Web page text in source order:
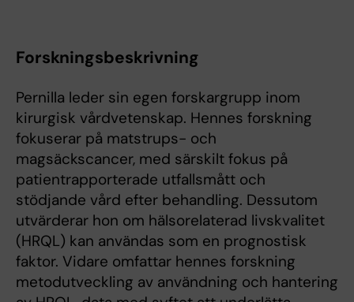
Forskningsbeskrivning
Pernilla leder sin egen forskargrupp inom
kirurgisk vårdvetenskap. Hennes forskning
fokuserar på matstrups- och
magsäckscancer, med särskilt fokus på
patientrapporterade utfallsmått och
stödjande vård efter behandling. Dessutom
utvärderar hon om hälsorelaterad livskvalitet
(HRQL) kan användas som en prognostisk
faktor. Vidare omfattar hennes forskning
metodutveckling av användning och hantering